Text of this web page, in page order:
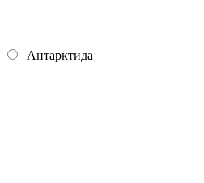
Антарктида